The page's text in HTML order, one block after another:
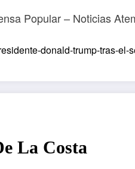
Popular – Noticias
donald-trump-tras-
La Costa